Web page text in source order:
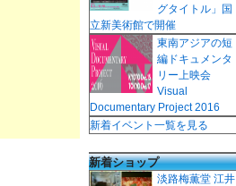
グタイトル」国
立新美術館で開催
東南アジアの短
編ドキュメンタ
リー上映会
Visual
Documentary Project 2016
新着イベント一覧を見る
新着ショップ
淡路梅薫堂 江井